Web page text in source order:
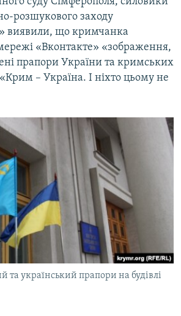
розшукового заходу
виявили, що кримчанка
«Вконтакте» «зображення,
прапори України та кримських
– Україна. І ніхто цьому не
та український прапори на будівлі